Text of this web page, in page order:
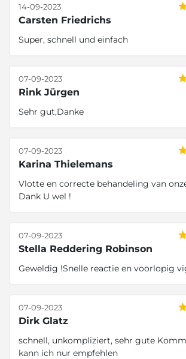
Carsten Friedrichs
14-09-2023
Super, schnell und einfach
Rink Jürgen
07-09-2023
Sehr gut,Danke
Karina Thielemans
07-09-2023
Vlotte en correcte behandeling van
Dank U wel !
Stella Reddering Robinson
07-09-2023
Geweldig !Snelle reactie en voorlopig
Dirk Glatz
07-09-2023
schnell, unkompliziert, sehr gute
kann ich nur empfehlen